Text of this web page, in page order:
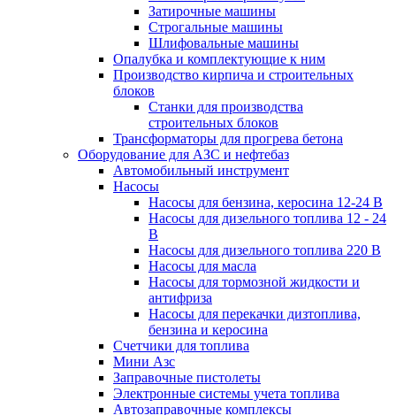
Затирочные машины
Строгальные машины
Шлифовальные машины
Опалубка и комплектующие к ним
Производство кирпича и строительных
блоков
Cтанки для производства
строительных блоков
Трансформаторы для прогрева бетона
Оборудование для АЗС и нефтебаз
Автомобильный инструмент
Насосы
Насосы для бензина, керосина 12-24 В
Насосы для дизельного топлива 12 - 24
В
Насосы для дизельного топлива 220 В
Насосы для масла
Насосы для тормозной жидкости и
антифриза
Насосы для перекачки дизтоплива,
бензина и керосина
Счетчики для топлива
Мини Азс
Заправочные пистолеты
Электронные системы учета топлива
Автозаправочные комплексы